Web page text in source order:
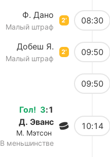
2’
Ф. Дано
Малый штраф
08:30
2’
Добеш Я.
Малый штраф
09:50
09:50
Гол! 3:1
Д. Эванс
М. Мэтсон
В меньшинстве
10:14